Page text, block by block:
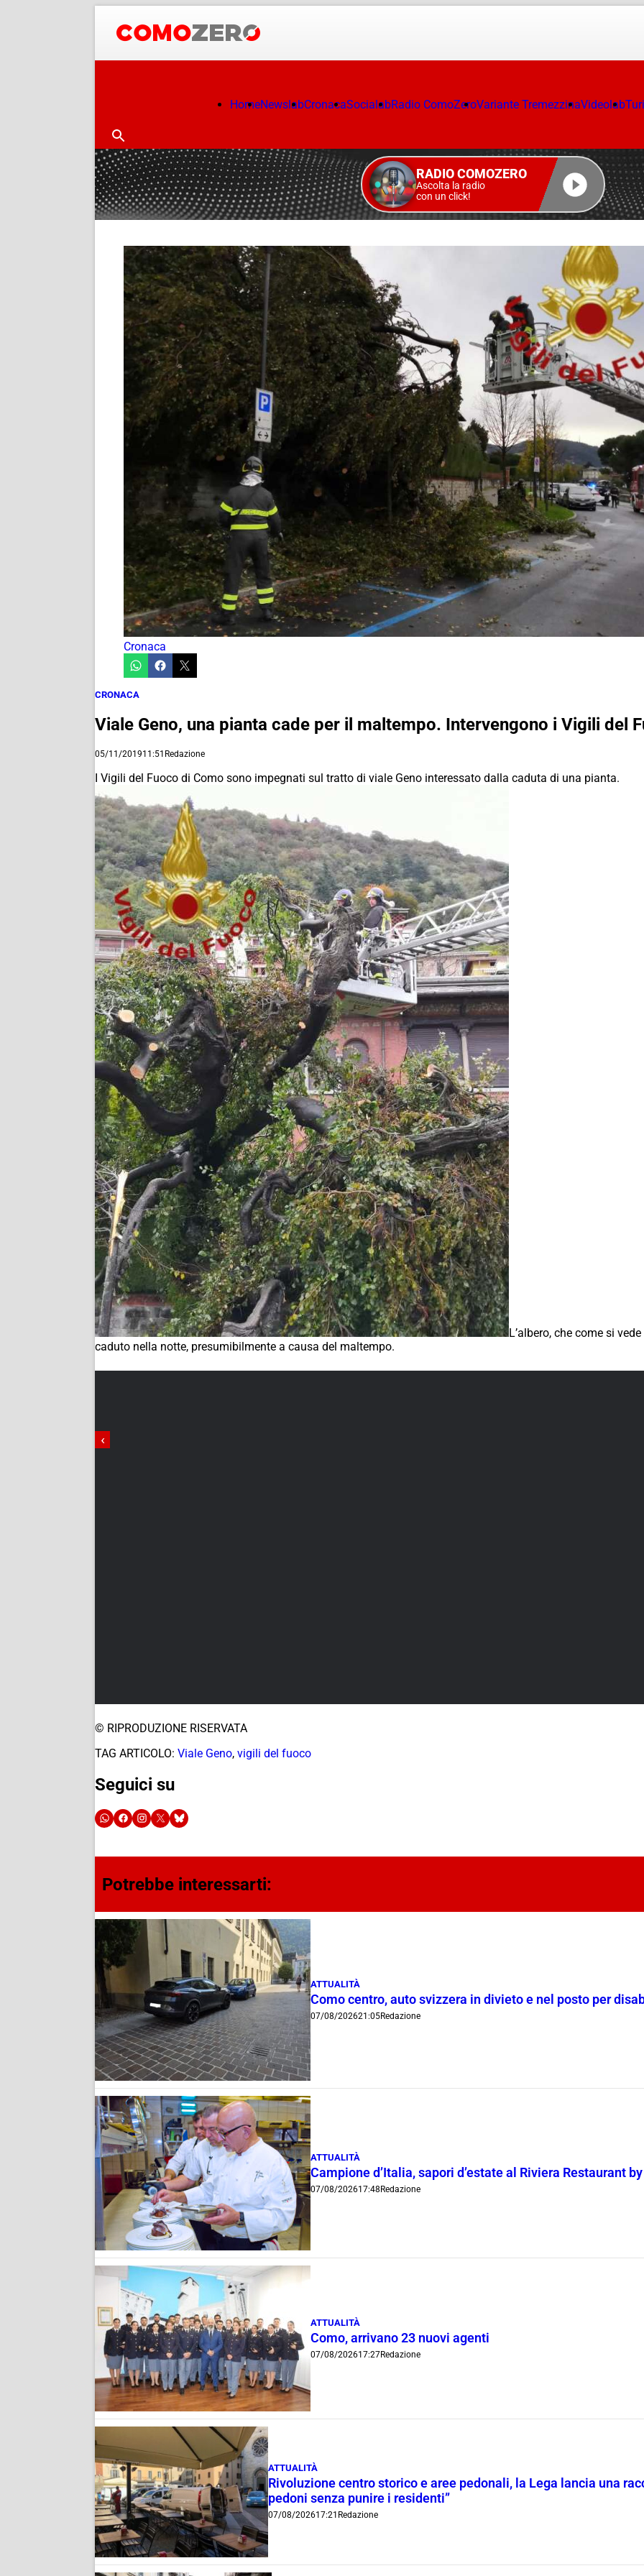
HomeNewslabCronacaSocialabRadio ComoZeroVariante TremezzinaVideolab
RADIO COMOZERO
Ascolta la radio
con un click!
Cronaca
CRONACA
Viale Geno, una pianta cade per il maltempo. Intervengono i Vigili del
05/11/201911:51 Redazione
I Vigili del Fuoco di Como sono impegnati sul tratto di viale Geno interessato dalla caduta di una pianta.
L’albero, che come si
caduto nella notte, presumibilmente a causa del maltempo.
‹
© RIPRODUZIONE RISERVATA
TAG ARTICOLO: Viale Geno, vigili del fuoco
Seguici su
Potrebbe interessarti:
ATTUALITÀ
Como centro, auto svizzera in divieto e nel posto per
07/08/202621:05Redazione
ATTUALITÀ
Campione d’Italia, sapori d’estate al Riviera Restaurant
07/08/202617:48 Redazione
ATTUALITÀ
Como, arrivano 23 nuovi agenti
07/08/202617:27Redazione
ATTUALITÀ
Rivoluzione centro storico e aree pedonali, la Lega lancia una
pedoni senza punire i residenti”
07/08/202617:21 Redazione